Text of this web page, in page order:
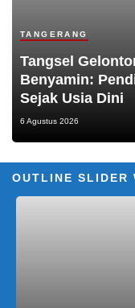
TANGERANG
Tangsel
Benyamin:
Sejak Usia Dini
6 Agustus 2026
OUTLINE SLIDER